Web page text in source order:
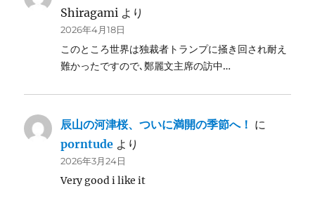
Shiragami より
2026年4月18日
このところ世界は独裁者トランプに掻き回され耐え
難かったですので､鄭麗文主席の訪中…
辰山の河津桜、ついに満開の季節へ！ に
porntude より
2026年3月24日
Very good i like it